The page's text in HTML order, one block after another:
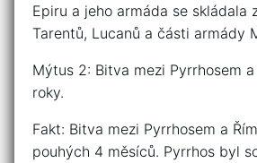
Epiru a jeho armáda se skládala
Tarentů, Lucanů a části armády
Mýtus 2: Bitva mezi Pyrrhosem
roky.
Fakt: Bitva mezi Pyrrhosem a
pouhých 4 měsíců. Pyrrhos byl